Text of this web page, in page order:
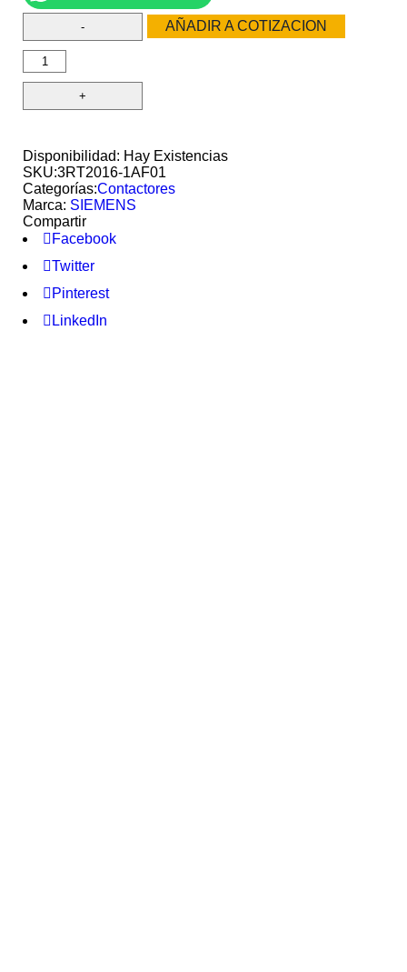
AÑADIR A COTIZACION
Disponibilidad: Hay Existencias
SKU:3RT2016-1AF01
Categorías:Contactores
Marca: SIEMENS
Compartir
Facebook
Twitter
Pinterest
LinkedIn